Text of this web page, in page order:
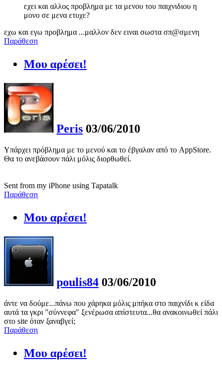
εχει και αλλος προβλημα με τα μενου του παιχνιδιου η
μονο σε μενα ετυχε?
εχω και εγω προβλημα ...μαλλον δεν ειναι σωστα σπ@σμενη
Παράθεση
Μου αρέσει!
Peris 03/06/2010
Υπάρχει πρόβλημα με το μενού και το έβγαλαν από το AppStore.
Θα το ανεβάσουν πάλι μόλις διορθωθεί.
Sent from my iPhone using Tapatalk
Παράθεση
Μου αρέσει!
poulis84 03/06/2010
άντε να δούμε...πάνω που χάρηκα μόλις μπήκα στο παιχνίδι κ είδα
αυτά τα γκρι "σύννεφα" ξενέρωσα απίστευτα...θα ανακοινωθεί πάλι
στο site όταν ξαναβγεί;
Παράθεση
Μου αρέσει!